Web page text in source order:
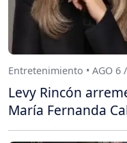
Entretenimiento • AGO 6
Levy Rincón
María Fernanda